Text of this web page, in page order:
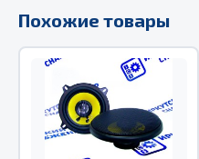
Фитинги
Весь раздел
Инструмент
Похожие товары